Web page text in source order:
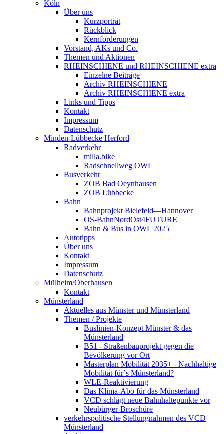
Köln
Über uns
Kurzporträt
Rückblick
Kernforderungen
Vorstand, AKs und Co.
Themen und Aktionen
RHEINSCHIENE und RHEINSCHIENE extra
Einzelne Beiträge
Archiv RHEINSCHIENE
Archiv RHEINSCHIENE extra
Links und Tipps
Kontakt
Impressum
Datenschutz
Minden-Lübbecke Herford
Radverkehr
milla.bike
Radschnellweg OWL
Busverkehr
ZOB Bad Oeynhausen
ZOB Lübbecke
Bahn
Bahnprojekt Bielefeld—Hannover
OS-BahnNordOst4FUTURE
Bahn & Bus in OWL 2025
Autotipps
Über uns
Kontakt
Impressum
Datenschutz
Mülheim/Oberhausen
Kontakt
Münsterland
Aktuelles aus Münster und Münsterland
Themen / Projekte
Buslinien-Konzept Münster & das
Münsterland
B51 - Straßenbauprojekt gegen die
Bevölkerung vor Ort
Masterplan Mobilität 2035+ - Nachhaltige
Mobilität für´s Münsterland?
WLE-Reaktivierung
Das Klima-Abo für das Münsterland
VCD schlägt neue Bahnhaltepunkte vor
Neubürger-Broschüre
verkehrspolitische Stellungnahmen des VCD
Münsterland